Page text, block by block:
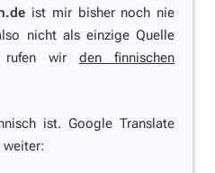
ist mir bisher noch nie
nicht als einzige Quelle
rufen wir den finnischen
ist. Google Translate
weiter: